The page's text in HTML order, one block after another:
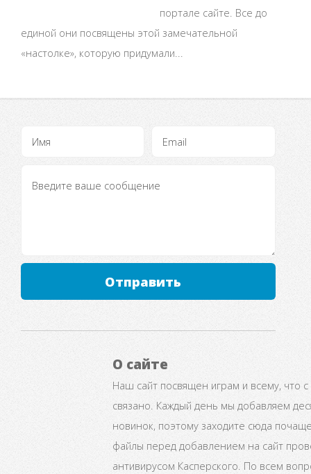
портале сайте. Все до
единой они посвящены этой замечательной
«настолке», которую придумали...
Отправить
О сайте
Наш сайт посвящен играм и всему, что
связано. Каждый день мы добавляем
новинок, поэтому заходите сюда
файлы перед добавлением на сайт
антивирусом Касперского. По всем